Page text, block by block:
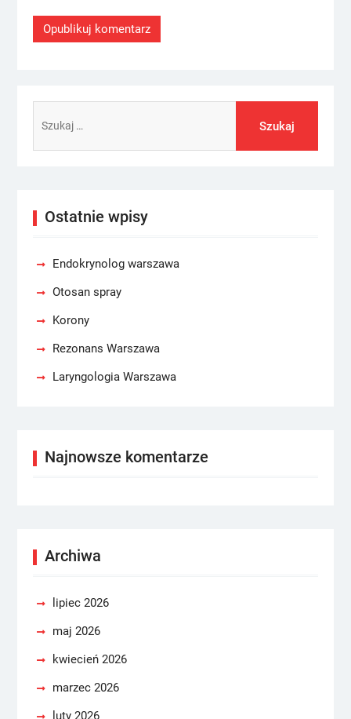
Ostatnie wpisy
Endokrynolog warszawa
Otosan spray
Korony
Rezonans Warszawa
Laryngologia Warszawa
Najnowsze komentarze
Archiwa
lipiec 2026
maj 2026
kwiecień 2026
marzec 2026
luty 2026